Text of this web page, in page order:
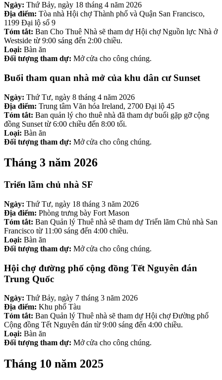
Ngày: Thứ Bảy, ngày 18 tháng 4 năm 2026
Địa điểm: Tòa nhà Hội chợ Thành phố và Quận San Francisco,
1199 Đại lộ số 9
Tóm tắt: Ban Cho Thuê Nhà sẽ tham dự Hội chợ Nguồn lực Nhà ở
Westside từ 9:00 sáng đến 2:00 chiều.
Loại: Bàn ăn
Đối tượng tham dự: Mở cửa cho công chúng.
Buổi tham quan nhà mở của khu dân cư Sunset
Ngày: Thứ Tư, ngày 8 tháng 4 năm 2026
Địa điểm: Trung tâm Văn hóa Ireland, 2700 Đại lộ 45
Tóm tắt: Ban quản lý cho thuê nhà đã tham dự buổi gặp gỡ cộng
đồng Sunset từ 6:00 chiều đến 8:00 tối.
Loại: Bàn ăn
Đối tượng tham dự: Mở cửa cho công chúng.
Tháng 3 năm 2026
Triển lãm chủ nhà SF
Ngày: Thứ Tư, ngày 18 tháng 3 năm 2026
Địa điểm: Phòng trưng bày Fort Mason
Tóm tắt: Ban Quản lý Thuê nhà sẽ tham dự Triển lãm Chủ nhà San
Francisco từ 11:00 sáng đến 4:00 chiều.
Loại: Bàn ăn
Đối tượng tham dự: Mở cửa cho công chúng.
Hội chợ đường phố cộng đồng Tết Nguyên đán
Trung Quốc
Ngày: Thứ Bảy, ngày 7 tháng 3 năm 2026
Địa điểm: Khu phố Tàu
Tóm tắt: Ban Quản lý Thuê nhà sẽ tham dự Hội chợ Đường phố
Cộng đồng Tết Nguyên đán từ 9:00 sáng đến 4:00 chiều.
Loại: Bàn ăn
Đối tượng tham dự: Mở cửa cho công chúng.
Tháng 10 năm 2025